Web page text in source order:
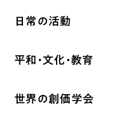
祈り
聖典
日常の活動
座談会
平和・文化・教育
世界の創価学会